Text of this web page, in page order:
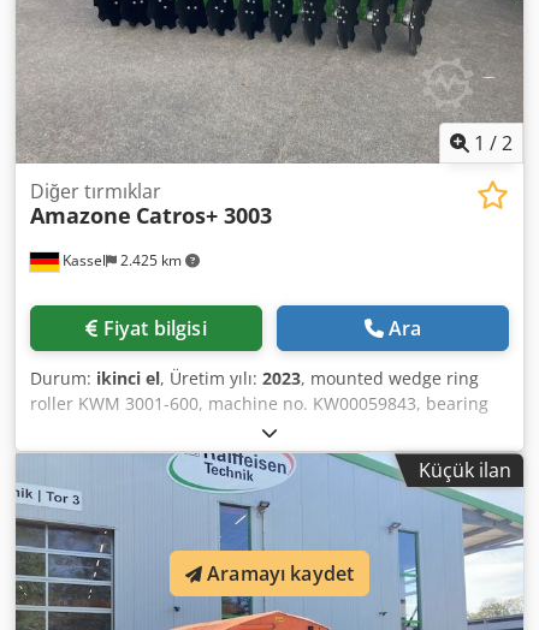
1 /2
Kassel 2.425 km
Diğer tırmıklar
Amazone Catros+ 3003
Fiyat bilgisi Ara
Durum: ikinci el, Üretim yılı: 2023, mounted wedge ring
roller KWM 3001-600, machine no. KW00059843, bearing
kit for / roller - attachment compact disc harrow - disc
carrier field for Catros, hydraulic / working depth
adjustment, LED road lighting for rigid machines / disc
Dsdjr Ty N Eopfx Acteck
Küçük ilan
Aramayı kaydet